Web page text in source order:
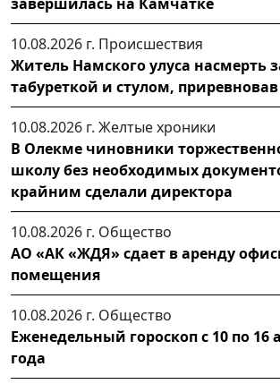
10.08.2026 г. Происшествия
Житель Намского улуса насмерть
табуреткой и стулом, приревновав
10.08.2026 г. Желтые хроники
В Олекме чиновники
школу без необходимых
крайним сделали директора
10.08.2026 г. Общество
АО «АК «ЖДЯ» сдает в аренду
помещения
10.08.2026 г. Общество
Еженедельный гороскоп с 10 по 16
года